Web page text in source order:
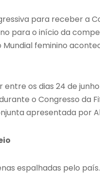
para receber a
para o início da
Mundial feminino
os dias 24 de junho
o Congresso da
apresentada por
espalhadas pelo